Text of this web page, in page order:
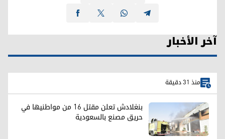
آخر الأخبار
منذ 31 دقيقة
بنغلادش تعلن مقتل 16 من مواطنيها في
حريق مصنع بالسعودية